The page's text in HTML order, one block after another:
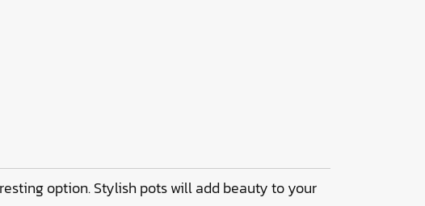
option. Stylish pots will add beauty to your